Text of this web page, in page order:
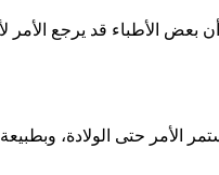
بعض الأطباء قد يرجع الأمر
الأمر حتى الولادة،